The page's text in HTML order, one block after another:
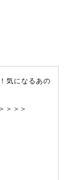
気になるあの
＞＞＞